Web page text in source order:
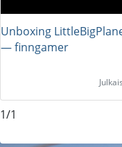
Unboxing
― finngamer
1/1